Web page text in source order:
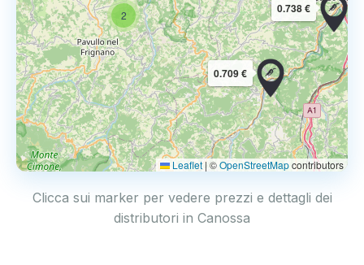
2
0.709 €
0.738 €
Leaflet | ©OpenStreetMapcontributors
Clicca sui marker per vedere prezzi e dettagli dei
distributori in Canossa